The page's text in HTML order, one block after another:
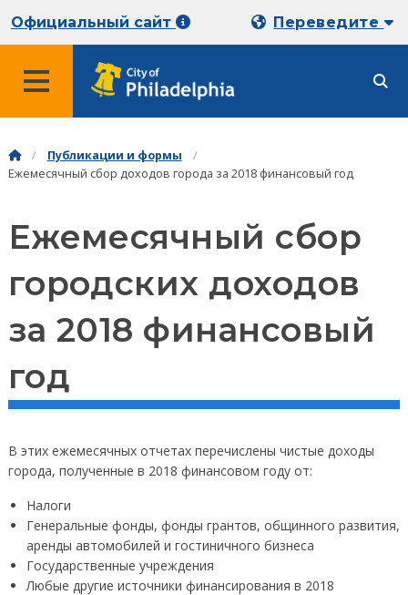
Официальный сайт Переведите
Публикации и формы
Ежемесячный сбор доходов города за 2018 финансовый год
Ежемесячный сбор
городских доходов
за 2018 финансовый
год
В этих ежемесячных отчетах перечислены чистые доходы
города, полученные в 2018 финансовом году от:
Налоги
Генеральные фонды, фонды грантов, общинного развития,
аренды автомобилей и гостиничного бизнеса
Государственные учреждения
Любые другие источники финансирования в 2018